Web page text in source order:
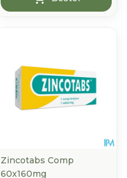
Zincotabs Comp
60x160mg